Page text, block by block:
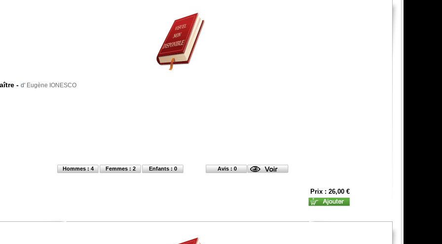
-d' Eugène IONESCO
Hommes : 4 Femmes : 2 Enfants : 0 Avis : 0
Prix : 26,00 €